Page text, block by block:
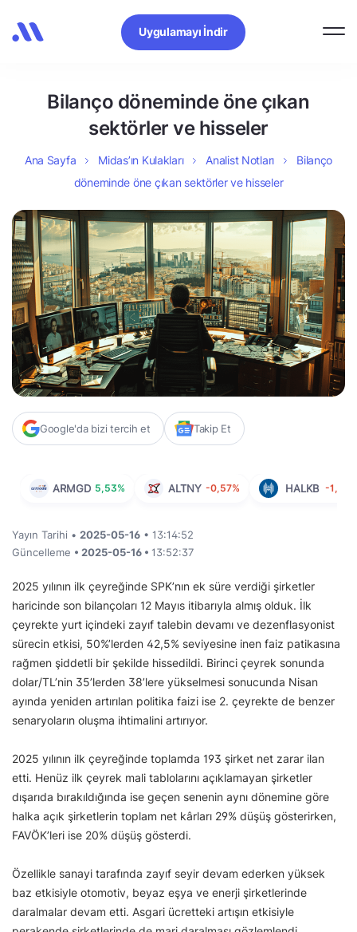
Uygulamayı İndir
Bilanço döneminde öne çıkan
sektörler ve hisseler
Ana Sayfa Midas’ın Kulakları Analist Notları
Bilanço
döneminde öne çıkan sektörler ve hisseler
Google'da bizi tercih et Takip Et
ARMGD 5,53% ALTNY -0,57% HALKB -1,11%
Yayın Tarihi • 2025-05-16 • 13:14:52
Güncelleme • 2025-05-16 • 13:52:37
2025 yılının ilk çeyreğinde SPK’nın ek süre verdiği şirketler
haricinde son bilançoları 12 Mayıs itibarıyla almış olduk. İlk
çeyrekte yurt içindeki zayıf talebin devamı ve dezenflasyonist
sürecin etkisi, 50%’lerden 42,5% seviyesine inen faiz patikasına
rağmen şiddetli bir şekilde hissedildi. Birinci çeyrek sonunda
dolar/TL’nin 35’lerden 38’lere yükselmesi sonucunda Nisan
ayında yeniden artırılan politika faizi ise 2. çeyrekte de benzer
senaryoların oluşma ihtimalini artırıyor.
2025 yılının ilk çeyreğinde toplamda 193 şirket net zarar ilan
etti. Henüz ilk çeyrek mali tablolarını açıklamayan şirketler
dışarıda bırakıldığında ise geçen senenin aynı dönemine göre
halka açık şirketlerin toplam net kârları 29% düşüş gösterirken,
FAVÖK’leri ise 20% düşüş gösterdi.
Özellikle sanayi tarafında zayıf seyir devam ederken yüksek
baz etkisiyle otomotiv, beyaz eşya ve enerji şirketlerinde
daralmalar devam etti. Asgari ücretteki artışın etkisiyle